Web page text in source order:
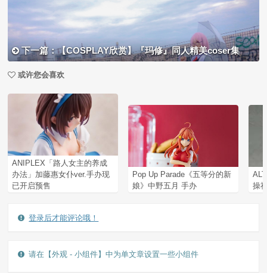
下一篇：【COSPLAY欣赏】『玛修』同人精美coser集
或许您会喜欢
ANIPLEX「路人女主的养成
办法」加藤惠女仆ver.手办现
已开启预售
Pop Up Parade《五等分的新
娘》中野五月 手办
操
登录后才能评论哦！
请在【外观 - 小组件】中为单文章设置一些小组件